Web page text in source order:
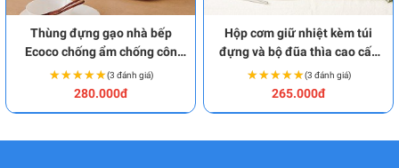
Thùng đựng gạo nhà bếp
Ecoco chống ẩm chống côn
trùng BA2030
★★★★★
★★★★★(3 đánh giá)
280.000đ
Hộp cơm giữ nhiệt kèm túi
đựng và bộ đũa thìa cao cấp
BA2017
★★★★★
★★★★★(3 đánh giá)
265.000đ